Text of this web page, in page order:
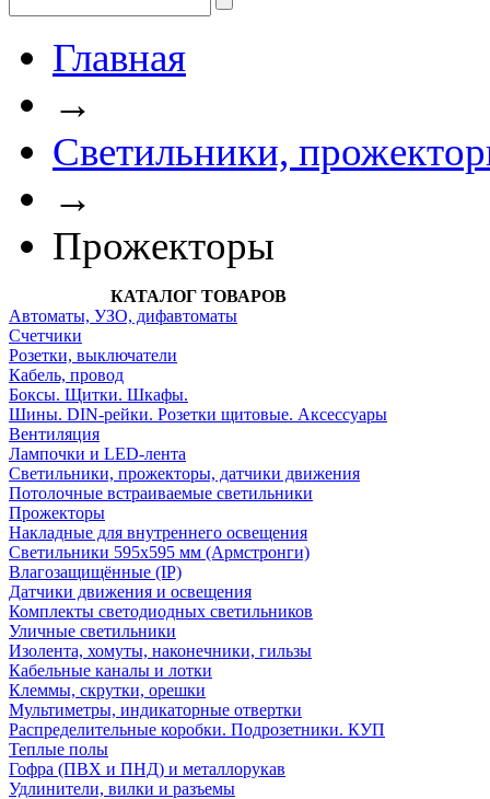
Главная
→
Светильники,
→
Прожекторы
КАТАЛОГ ТОВАРОВ
Автоматы, УЗО, дифавтоматы
Счетчики
Розетки, выключатели
Кабель, провод
Боксы. Щитки. Шкафы.
Шины. DIN-рейки. Розетки щитовые. Аксессуары
Вентиляция
Лампочки и LED-лента
Светильники, прожекторы, датчики движения
Потолочные встраиваемые светильники
Прожекторы
Накладные для внутреннего освещения
Светильники 595х595 мм (Армстронги)
Влагозащищённые (IP)
Датчики движения и освещения
Комплекты светодиодных светильников
Уличные светильники
Изолента, хомуты, наконечники, гильзы
Кабельные каналы и лотки
Клеммы, скрутки, орешки
Мультиметры, индикаторные отвертки
Распределительные коробки. Подрозетники. КУП
Теплые полы
Гофра (ПВХ и ПНД) и металлорукав
Удлинители, вилки и разъемы